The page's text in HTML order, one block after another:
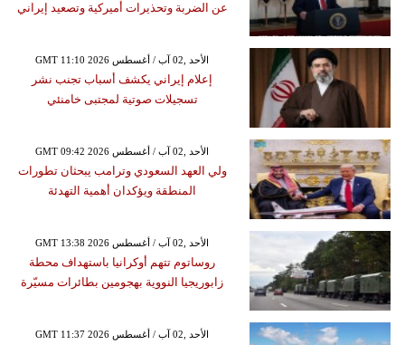
عن الضربة وتحذيرات أميركية وتصعيد إيراني
GMT 11:10 2026 الأحد ,02 آب / أغسطس
إعلام إيراني يكشف أسباب تجنب نشر
تسجيلات صوتية لمجتبى خامنئي
GMT 09:42 2026 الأحد ,02 آب / أغسطس
ولي العهد السعودي وترامب يبحثان تطورات
المنطقة ويؤكدان أهمية التهدئة
GMT 13:38 2026 الأحد ,02 آب / أغسطس
روساتوم تتهم أوكرانيا باستهداف محطة
زابوريجيا النووية بهجومين بطائرات مسيّرة
GMT 11:37 2026 الأحد ,02 آب / أغسطس